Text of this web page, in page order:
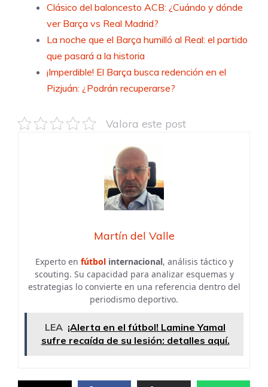
Clásico del baloncesto ACB: ¿Cuándo y dónde
ver Barça vs Real Madrid?
La noche que el Barça humilló al Real: el partido
que pasará a la historia
¡Imperdible! El Barça busca redención en el
Pizjuán: ¿Podrán recuperarse?
Valora este post
Martín del Valle
Experto en fútbolinternacional, análisis táctico y
scouting. Su capacidad para analizar esquemas y
estrategias lo convierte en una referencia dentro del
periodismo deportivo.
LEA ¡Alerta en el fútbol! Lamine Yamal
sufre recaída de su lesión: detalles aquí.